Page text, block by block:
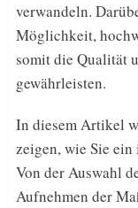
verwandeln.
Möglichkeit,
somit die Qualität
gewährleisten.
In diesem Artikel
zeigen, wie Sie
Von der Auswahl
Aufnehmen der